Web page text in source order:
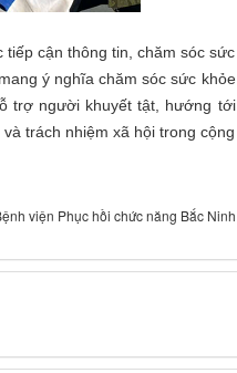
cận thông tin, chăm sóc sức
ý nghĩa chăm sóc sức khỏe
trợ người khuyết tật, hướng tới
trách nhiệm xã hội trong cộng
viện Phục hồi chức năng Bắc Ninh